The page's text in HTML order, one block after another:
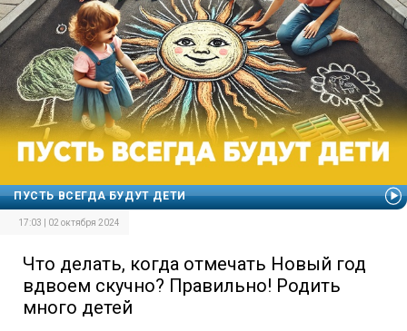
ПУСТЬ ВСЕГДА БУДУТ ДЕТИ
17:03 | 02 октября 2024
Что делать, когда отмечать Новый год
вдвоем скучно? Правильно! Родить
много детей